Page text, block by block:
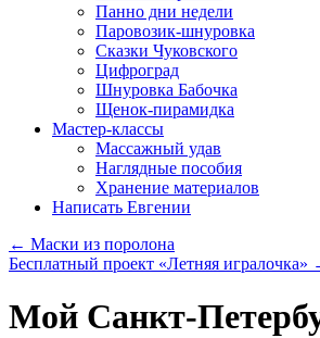
Панно дни недели
Паровозик-шнуровка
Сказки Чуковского
Цифроград
Шнуровка Бабочка
Щенок-пирамидка
Мастер-классы
Массажный удав
Наглядные пособия
Хранение материалов
Написать Евгении
← Маски из поролона
Бесплатный проект «Летняя игралочка»
Мой Санкт-